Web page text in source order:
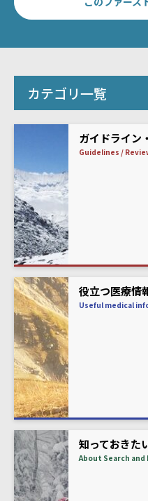
カテゴリ一覧
ガイドライン
Guidelines /
役立つ医療情
Useful medical
知っておきた
About Search and